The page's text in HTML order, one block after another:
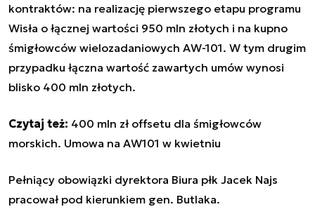
kontraktów: na realizację pierwszego etapu programu
Wisła o łącznej wartości 950 mln złotych i na kupno
śmigłowców wielozadaniowych AW-101. W tym drugim
przypadku łączna wartość zawartych umów wynosi
blisko 400 mln złotych.
Czytaj też: 400 mln zł offsetu dla śmigłowców
morskich. Umowa na AW101 w kwietniu
Pełniący obowiązki dyrektora Biura płk Jacek Najs
pracował pod kierunkiem gen. Butlaka.